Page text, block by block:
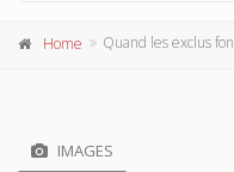
Home Quand les exclus font de la
IMAGES